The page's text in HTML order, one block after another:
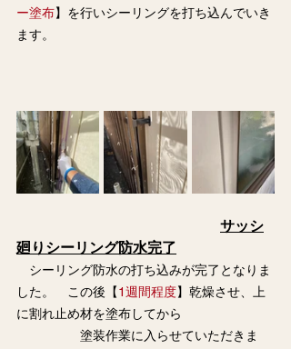
ー塗布】を行いシーリングを打ち込んでいき
ます。
サッシ
廻りシーリング防水完了
シーリング防水の打ち込みが完了となりま
した。　この後【1週間程度】乾燥させ、上
に割れ止め材を塗布してから
塗装作業に入らせていただきま